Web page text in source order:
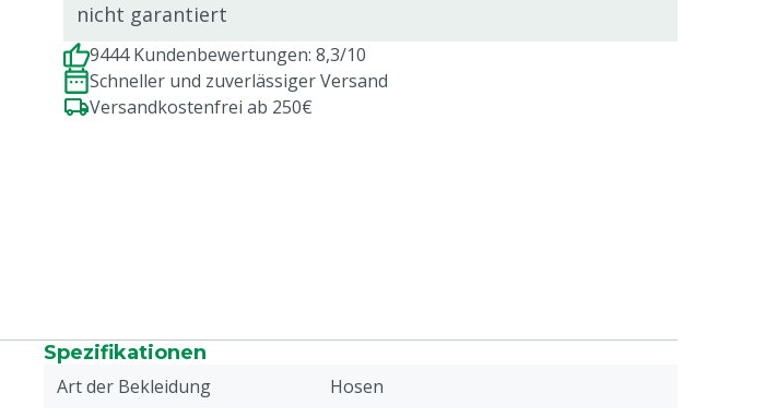
nicht garantiert
9444 Kundenbewertungen: 8,3/10
Schneller und zuverlässiger Versand
Versandkostenfrei ab 250€
Spezifikationen
Art der Bekleidung
Hosen